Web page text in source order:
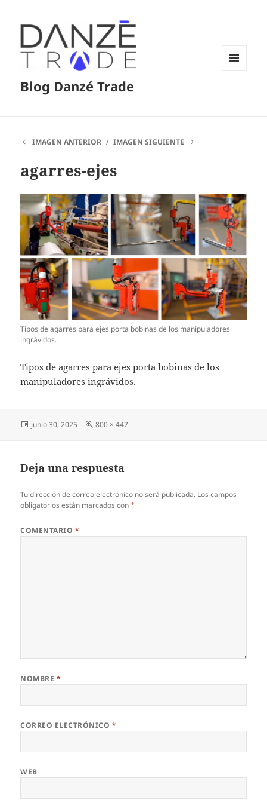
Blog Danzé Trade
IMAGEN ANTERIOR IMAGEN SIGUIENTE
agarres-ejes
Tipos de agarres para ejes porta bobinas de los manipuladores
ingrávidos.
Tipos de agarres para ejes porta bobinas de los
manipuladores ingrávidos.
Publicado
junio 30, 2025
Tamaño
800 × 447
Deja una respuesta
Tu dirección de correo electrónico no será publicada. Los campos
obligatorios están marcados con*
COMENTARIO *
NOMBRE *
CORREO ELECTRÓNICO *
WEB